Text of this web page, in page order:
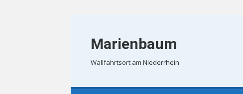
Marienbaum
Wallfahrtsort am Niederrhein